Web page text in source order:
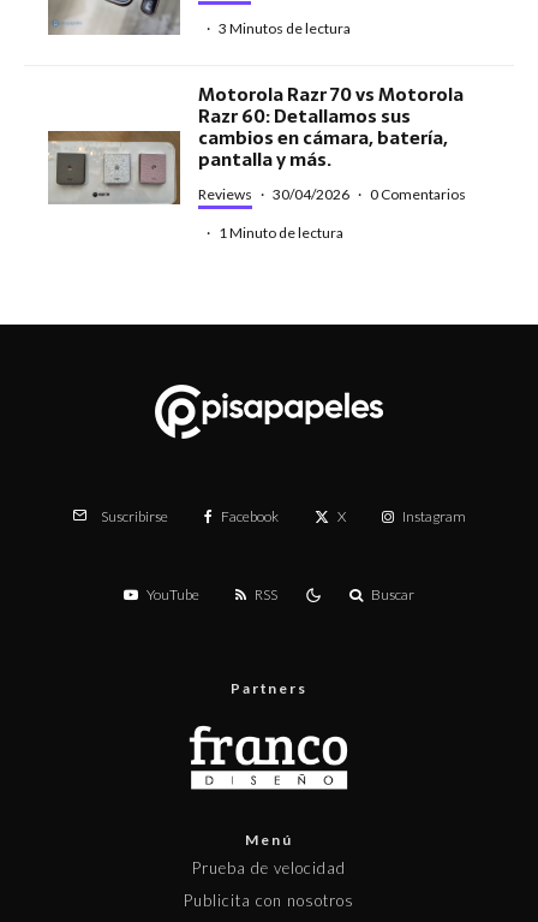
· 3 Minutos de lectura
Motorola Razr 70 vs Motorola
Razr 60: Detallamos sus
cambios en cámara, batería,
pantalla y más.
Reviews · 30/04/2026 · 0 Comentarios
· 1 Minuto de lectura
Suscribirse Facebook X Instagram
YouTube RSS Buscar
Partners
Menú
Prueba de velocidad
Publicita con nosotros